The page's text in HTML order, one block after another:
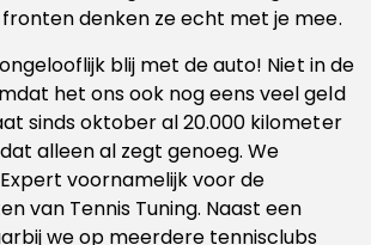
denken ze echt met je mee.
blij met de auto! Niet in de
het ons ook nog eens veel geld
sinds oktober al 20.000 kilometer
alleen al zegt genoeg. We
voornamelijk voor de
van Tennis Tuning. Naast een
we op meerdere tennisclubs